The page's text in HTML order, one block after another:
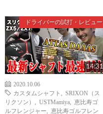
ドライバーの試打・レビュー
14:31
2020.10.06
カスタムシャフト
SRIXON（ス
リクソン）
USTMamiya
恵比寿ゴ
ルフレンジャー
恵比寿ゴルフレン